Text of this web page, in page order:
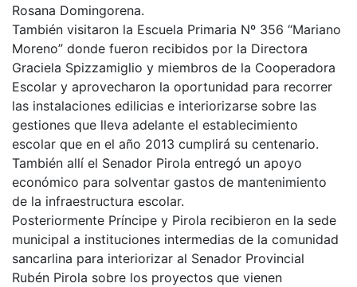
Rosana Domingorena.
También visitaron la Escuela Primaria Nº 356 “Mariano
Moreno” donde fueron recibidos por la Directora
Graciela Spizzamiglio y miembros de la Cooperadora
Escolar y aprovecharon la oportunidad para recorrer
las instalaciones edilicias e interiorizarse sobre las
gestiones que lleva adelante el establecimiento
escolar que en el año 2013 cumplirá su centenario.
También allí el Senador Pirola entregó un apoyo
económico para solventar gastos de mantenimiento
de la infraestructura escolar.
Posteriormente Príncipe y Pirola recibieron en la sede
municipal a instituciones intermedias de la comunidad
sancarlina para interiorizar al Senador Provincial
Rubén Pirola sobre los proyectos que vienen